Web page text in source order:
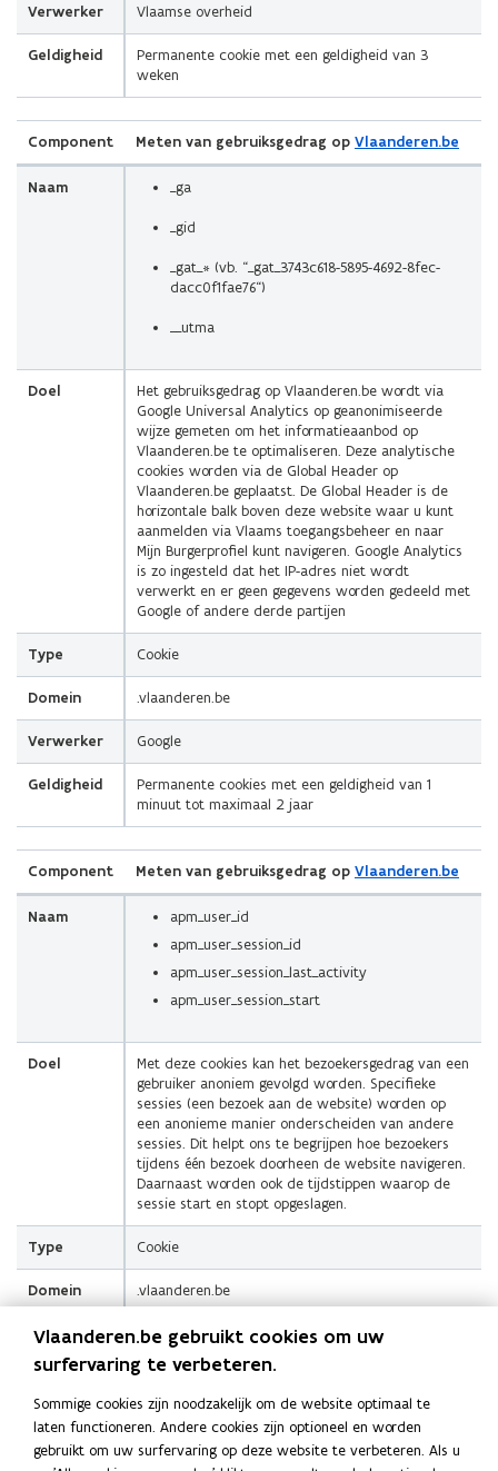
Verwerker Vlaamse overheid
Geldigheid
Permanente cookie met een geldigheid van 3
weken
Component Meten van gebruiksgedrag op Vlaanderen.be
Naam _ga
_gid
_gat_* (vb. “_gat_3743c618-5895-4692-8fec-
dacc0f1fae76“)
__utma
Doel
Het gebruiksgedrag op Vlaanderen.be wordt via
Google Universal Analytics op geanonimiseerde
wijze gemeten om het informatieaanbod op
Vlaanderen.be te optimaliseren. Deze analytische
cookies worden via de Global Header op
Vlaanderen.be geplaatst. De Global Header is de
horizontale balk boven deze website waar u kunt
aanmelden via Vlaams toegangsbeheer en naar
Mijn Burgerprofiel kunt navigeren. Google Analytics
is zo ingesteld dat het IP-adres niet wordt
verwerkt en er geen gegevens worden gedeeld met
Google of andere derde partijen
Type Cookie
Domein .vlaanderen.be
Verwerker Google
Geldigheid
Permanente cookies met een geldigheid van 1
minuut tot maximaal 2 jaar
Component Meten van gebruiksgedrag op Vlaanderen.be
Naam
apm_user_id
apm_user_session_id
apm_user_session_last_activity
apm_user_session_start
Doel
Met deze cookies kan het bezoekersgedrag van een
gebruiker anoniem gevolgd worden. Specifieke
sessies (een bezoek aan de website) worden op
een anonieme manier onderscheiden van andere
sessies. Dit helpt ons te begrijpen hoe bezoekers
tijdens één bezoek doorheen de website navigeren.
Daarnaast worden ook de tijdstippen waarop de
sessie start en stopt opgeslagen.
Type Cookie
Domein .vlaanderen.be
Verwerker Vlaamse overheid
Geldigheid
Deze codes worden permanent in local storage
bewaard, zodat ook bij een volgend bezoek de
gebruiker nog steeds op anonieme wijze kan
herkend worden.
Vlaanderen.be gebruikt cookies om uw
surfervaring te verbeteren.
Sommige cookies zijn noodzakelijk om de website optimaal te
laten functioneren. Andere cookies zijn optioneel en worden
gebruikt om uw surfervaring op deze website te verbeteren. Als u